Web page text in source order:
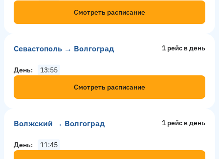
Смотреть расписание
Севастополь → Волгоград 1 рейс в день
День
13:55
Смотреть расписание
Волжский → Волгоград 1 рейс в день
День
11:45